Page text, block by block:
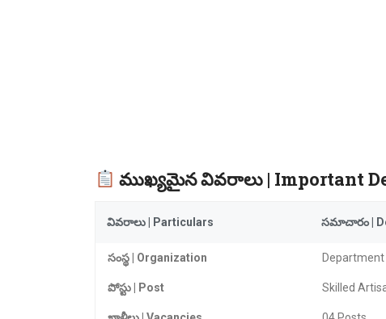
ముఖ్యమైన వివరాలు | Important
వివరాలు | Particulars సమాచారం |
సంస్థ | Organization
పోస్టు | Post Skilled